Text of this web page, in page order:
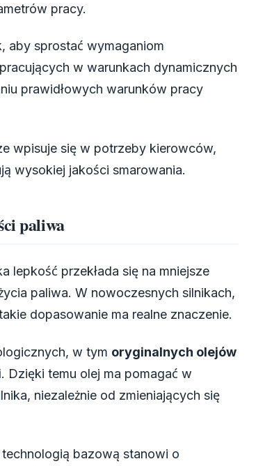
pracy.
aby sprostać wymaganiom
w warunkach dynamicznych
prawidłowych warunków pracy
wpisuje się w potrzeby kierowców,
wysokiej jakości smarowania.
paliwa
lepkość przekłada się na mniejsze
paliwa. W nowoczesnych silnikach,
dopasowanie ma realne znaczenie.
w tym oryginalnych olejów
. Dzięki temu olej ma pomagać w
niezależnie od zmieniających się
bazową stanowi o